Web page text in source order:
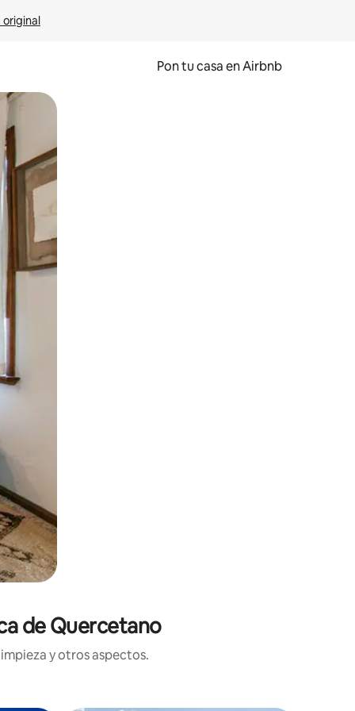
original
Pon tu casa en Airbnb
desliza el dedo.
de Quercetano
y otros aspectos.